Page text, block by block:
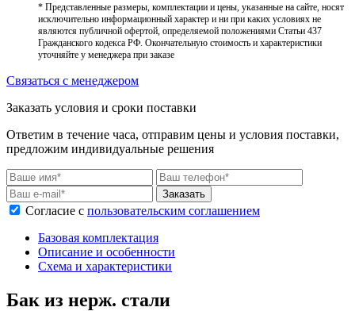
* Представленные размеры, комплектации и цены, указанные на сайте, носят
исключительно информационный характер и ни при каких условиях не
являются публичной офертой, определяемой положениями Статьи 437
Гражданского кодекса РФ. Окончательную стоимость и характеристики
уточняйте у менеджера при заказе
Связаться с менеджером
Заказать условия и сроки поставки
Ответим в течение часа, отправим цены и условия поставки,
предложим индивидуальные решения
Заказать
Согласие с пользовательским соглашением
Базовая комплектация
Описание и особенности
Схема и характеристики
Бак из нерж. стали